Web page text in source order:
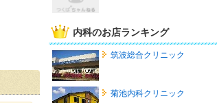
内科のお店ランキング
筑波総合クリニック
菊池内科クリニック